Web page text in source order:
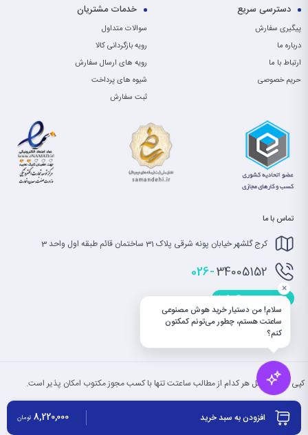
افزودن به سبد خرید 8,220,000 تومان
دسترسی سریع
پیگیری سفارش
درباره ما
ارتباط با ما
حریم خصوصی
خدمات مشتریان
سوالات متداول
رویه بازگردانی کالا
رویه های ارسال سفارش
شیوه های پرداخت
ثبت سفارش
تماس با ما
کرج گلشهر خیابان پونه شرقی پلاک 31 ساختمان قائم طبقه اول واحد 3
026-34005152
info@saatet.com
کپی بخش یا کل هر کدام از مطالب ساعتت تنها با کسب مجوز مکتوب امکان پذیر است.
سلام! من دستیار خرید هوش مصنوعی
ساعتت هستم، چطور می‌تونم کمکتون
کنم؟
×